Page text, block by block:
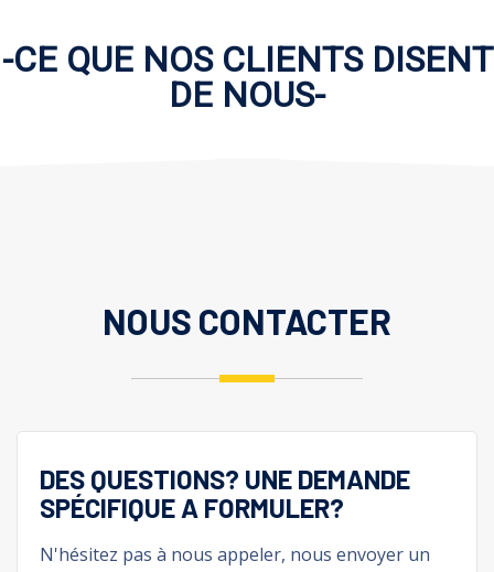
-CE QUE NOS CLIENTS DISENT
DE NOUS-
NOUS CONTACTER
DES QUESTIONS? UNE DEMANDE
SPÉCIFIQUE A FORMULER?
N'hésitez pas à nous appeler, nous envoyer un